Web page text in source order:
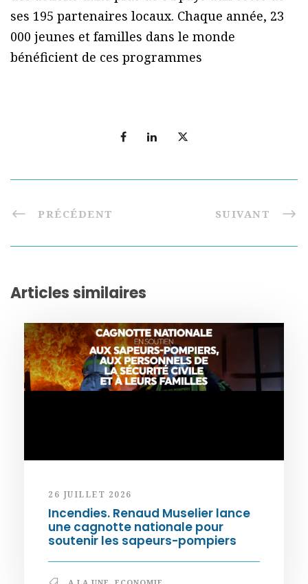
ses 195 partenaires locaux. Chaque année, 23
000 jeunes et familles dans le monde
bénéficient de ces programmes
PRÉCÉDENT SUIVANT
Articles similaires
26 JUILLET 2026
Incendies. Renaud Muselier lance
une cagnotte nationale pour
soutenir les sapeurs-pompiers